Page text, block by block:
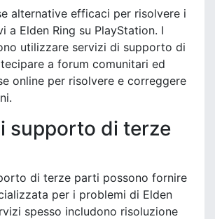
alternative efficaci per risolvere i
a Elden Ring su PlayStation. I
utilizzare servizi di supporto di
a forum comunitari ed
online per risolvere e correggere
supporto di terze
di terze parti possono fornire
per i problemi di Elden
spesso includono risoluzione